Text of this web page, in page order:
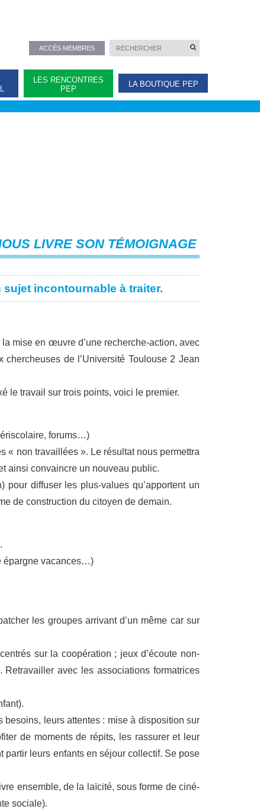
ACCÈS MEMBRES
LES RENCONTRES
PEP
LA BOUTIQUE PEP
LIVRE SON TÉMOIGNAGE
incontournable à traiter.
mise en œuvre d’une recherche-action, avec
de l’Université Toulouse 2 Jean
le travail sur trois points, voici le premier.
forums…)
« non travaillées ». Le résultat nous permettra
ainsi convaincre un nouveau public.
diffuser les plus-values qu’apportent un
de construction du citoyen de demain.
épargne vacances…)
les groupes arrivant d’un même car sur
sur la coopération ; jeux d’écoute non-
avec les associations formatrices
leurs attentes : mise à disposition sur
de moments de répits, les rassurer et leur
partir leurs enfants en séjour collectif. Se pose
ensemble, de la laïcité, sous forme de ciné-
sociale).